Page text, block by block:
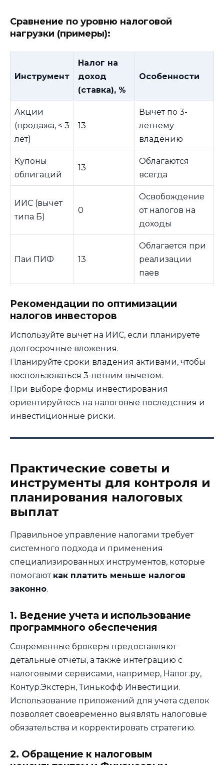
Сравнение по уровню налоговой
нагрузки (примеры):
Инструмент
Налог на
доход
(ставка), %
Особенности
Акции
(продажа, < 3
лет)
13
Вычет по 3-
летнему
владению
Купоны
облигаций
13
Облагаются
всегда
ИИС (вычет
типа Б)
0
Освобождение
от налогов на
доходы
Паи ПИФ 13
Облагается при
реализации
паев
Рекомендации по оптимизации
налогов инвесторов
Используйте вычет на ИИС, если планируете
долгосрочные вложения.
Планируйте сроки владения активами, чтобы
воспользоваться 3-летним вычетом.
При выборе формы инвестирования
ориентируйтесь на налоговые последствия и
инвестиционные риски.
Практические советы и
инструменты для контроля и
планирования налоговых
выплат
Правильное управление налогами требует
системного подхода и применения
специализированных инструментов, которые
помогают как платить меньше налогов
законно.
1. Ведение учета и использование
программного обеспечения
Современные брокеры предоставляют
детальные отчеты, а также интеграцию с
налоговыми сервисами, например, Налог.ру,
Контур.Экстерн, Тинькофф Инвестиции.
Использование приложений для учета сделок
позволяет своевременно выявлять налоговые
обязательства и корректировать стратегию.
2. Обращение к налоговым